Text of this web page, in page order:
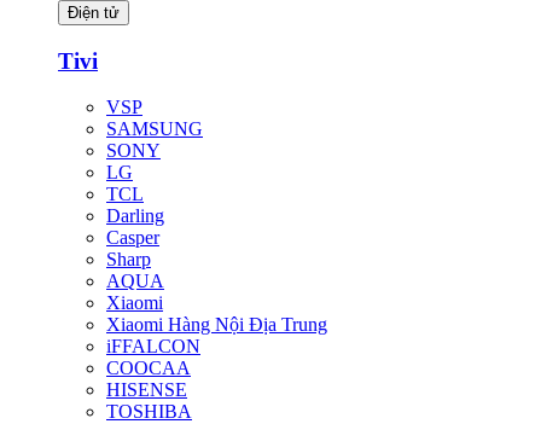
Điện tử
Tivi
VSP
SAMSUNG
SONY
LG
TCL
Darling
Casper
Sharp
AQUA
Xiaomi
Xiaomi Hàng Nội Địa Trung
iFFALCON
COOCAA
HISENSE
TOSHIBA